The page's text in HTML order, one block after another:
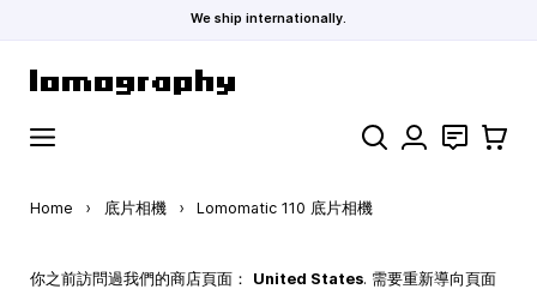
We ship internationally.
Search 聯絡 購物車
Home › 底片相機 › Lomomatic 110 底片相機
你之前訪問過我們的商店頁面： United States. 需要重新導向頁面